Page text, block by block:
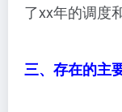
了xx年的调度
三、存在的主